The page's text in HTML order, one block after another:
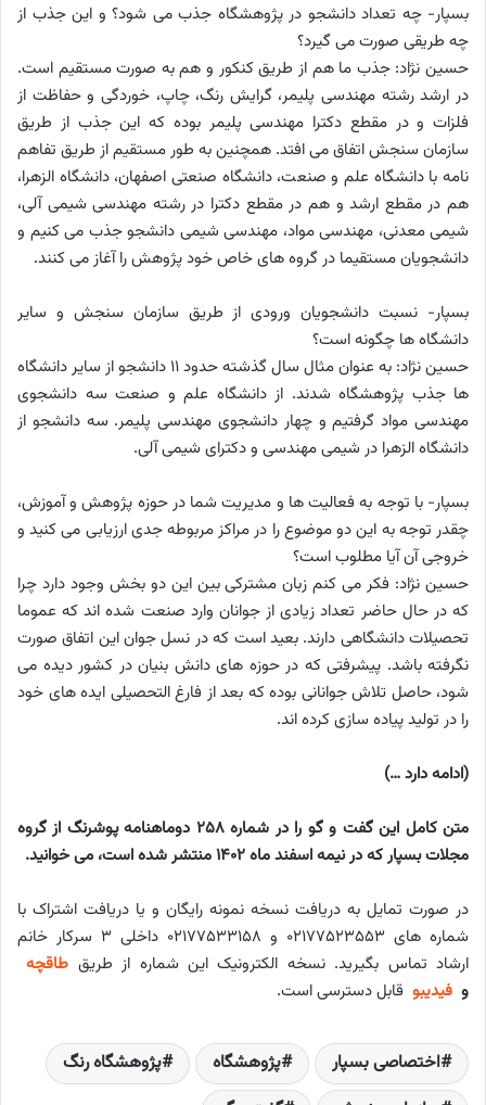
بسپار- چه تعداد دانشجو در پژوهشگاه جذب می شود؟ و این جذب از
چه طریقی صورت می گیرد؟
حسین نژاد: جذب ما هم از طریق کنکور و هم به صورت مستقیم است.
در ارشد رشته مهندسی پلیمر، گرایش رنگ، چاپ، خوردگی و حفاظت از
فلزات و در مقطع دکترا مهندسی پلیمر بوده که این جذب از طریق
سازمان سنجش اتفاق می افتد. همچنین به طور مستقیم از طریق تفاهم
نامه با دانشگاه علم و صنعت، دانشگاه صنعتی اصفهان، دانشگاه الزهرا،
هم در مقطع ارشد و هم در مقطع دکترا در رشته مهندسی شیمی آلی،
شیمی معدنی، مهندسی مواد، مهندسی شیمی دانشجو جذب می کنیم و
دانشجویان مستقیما در گروه های خاص خود پژوهش را آغاز می کنند.
بسپار- نسبت دانشجویان ورودی از طریق سازمان سنجش و سایر
دانشگاه ها چگونه است؟
حسین نژاد: به عنوان مثال سال گذشته حدود 11 دانشجو از سایر دانشگاه
ها جذب پژوهشگاه شدند. از دانشگاه علم و صنعت سه دانشجوی
مهندسی مواد گرفتیم و چهار دانشجوی مهندسی پلیمر. سه دانشجو از
دانشگاه الزهرا در شیمی مهندسی و دکترای شیمی آلی.
بسپار- با توجه به فعالیت ها و مدیریت شما در حوزه پژوهش و آموزش،
چقدر توجه به این دو موضوع را در مراکز مربوطه جدی ارزیابی می کنید و
خروجی آن آیا مطلوب است؟
حسین نژاد: فکر می کنم زبان مشترکی بین این دو بخش وجود دارد چرا
که در حال حاضر تعداد زیادی از جوانان وارد صنعت شده اند که عموما
تحصیلات دانشگاهی دارند. بعید است که در نسل جوان این اتفاق صورت
نگرفته باشد. پیشرفتی که در حوزه های دانش بنیان در کشور دیده می
شود، حاصل تلاش جوانانی بوده که بعد از فارغ التحصیلی ایده های خود
را در تولید پیاده سازی کرده اند.
(ادامه دارد …)
متن کامل این گفت و گو را در شماره 258 دوماهنامه پوشرنگ از گروه
مجلات بسپار که در نیمه اسفند ماه 1402 منتشر شده است، می خوانید.
در صورت تمایل به دریافت نسخه نمونه رایگان و یا دریافت اشتراک با
شماره های ۰۲۱۷۷۵۲۳۵۵۳ و ۰۲۱۷۷۵۳۳۱۵۸ داخلی ۳ سرکار خانم
ارشاد تماس بگیرید. نسخه الکترونیک این شماره از طریق طاقچه
و فیدیبو قابل دسترسی است.
اختصاصی بسپار پژوهشگاه
پژوهشگاه رنگ